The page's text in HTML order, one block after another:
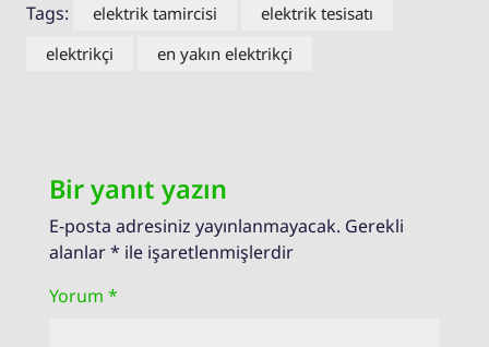
Tags: elektrik tamircisi
elektrik tesisatı
elektrikçi
en yakın elektrikçi
Bir yanıt yazın
E-posta adresiniz yayınlanmayacak. Gerekli
alanlar* ile işaretlenmişlerdir
Yorum *